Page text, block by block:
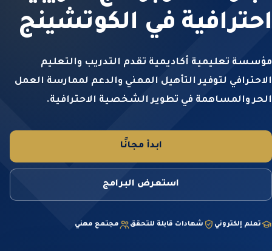
احترافية في الكوتشينج
مؤسسة تعليمية أكاديمية تقدم التدريب والتعليم
الاحترافي لتوفير التأهيل المهني والدعم لممارسة العمل
الحر والمساهمة في تطوير الشخصية الاحترافية.
ابدأ مجانًا
استعرض البرامج
تعلم إلكتروني شهادات قابلة للتحقق مجتمع مهني